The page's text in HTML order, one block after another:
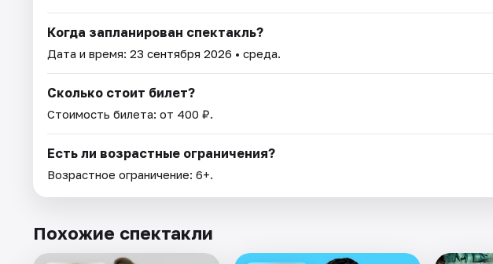
Когда запланирован спектакль?
Дата и время: 23 сентября 2026 • среда.
Сколько стоит билет?
Стоимость билета: от 400 ₽.
Есть ли возрастные ограничения?
Возрастное ограничение: 6+.
Похожие спектакли